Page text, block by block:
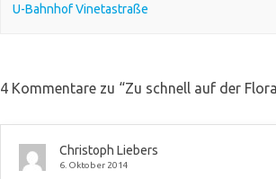
U-Bahnhof Vinetastraße
4 Kommentare zu “Zu schnell auf der
Christoph Liebers
6. Oktober 2014